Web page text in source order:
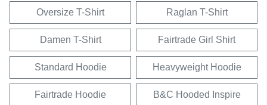
Oversize T-Shirt Raglan T-Shirt
Damen T-Shirt Fairtrade Girl Shirt
Standard Hoodie Heavyweight Hoodie
Fairtrade Hoodie B&C Hooded Inspire